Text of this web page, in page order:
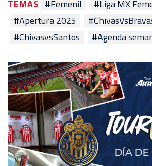
TEMAS #Femenil
#Liga MX
#Apertura 2025
#ChivasvsSantos
#Agenda